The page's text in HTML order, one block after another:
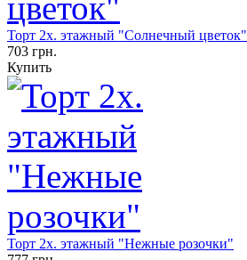
Торт 2х. этажный "Солнечный цветок"
703 грн.
Купить
Торт 2х. этажный "Нежные розочки"